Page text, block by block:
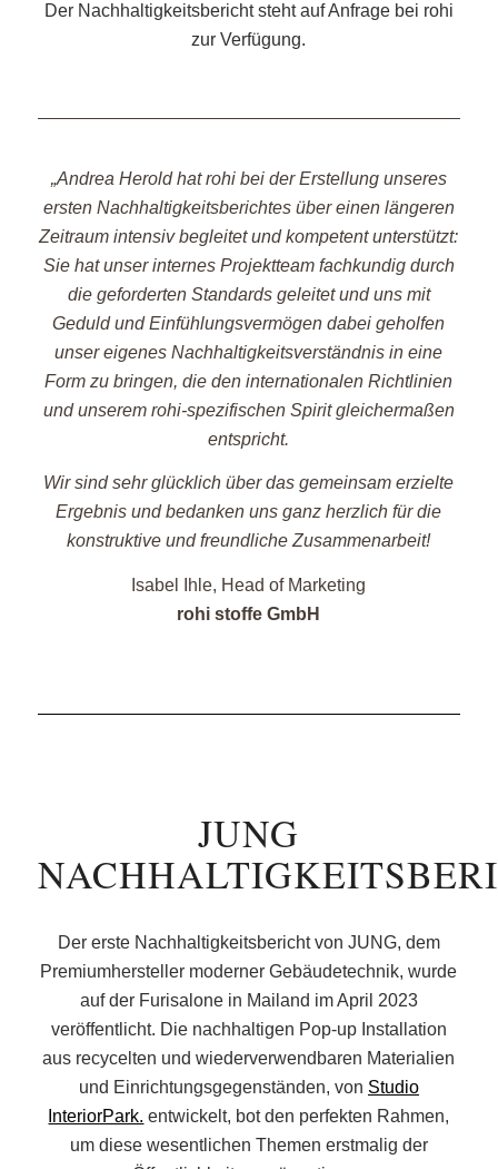
Der Nachhaltigkeitsbericht steht auf Anfrage bei rohi
zur Verfügung.
„Andrea Herold hat rohi bei der Erstellung unseres
ersten Nachhaltigkeitsberichtes über einen längeren
Zeitraum intensiv begleitet und kompetent unterstützt:
Sie hat unser internes Projektteam fachkundig durch
die geforderten Standards geleitet und uns mit
Geduld und Einfühlungsvermögen dabei geholfen
unser eigenes Nachhaltigkeitsverständnis in eine
Form zu bringen, die den internationalen Richtlinien
und unserem rohi-spezifischen Spirit gleichermaßen
entspricht.
Wir sind sehr glücklich über das gemeinsam erzielte
Ergebnis und bedanken uns ganz herzlich für die
konstruktive und freundliche Zusammenarbeit!
Isabel Ihle, Head of Marketing
rohi stoffe GmbH
JUNG
Der erste Nachhaltigkeitsbericht von JUNG, dem
Premiumhersteller moderner Gebäudetechnik, wurde
auf der Furisalone in Mailand im April 2023
veröffentlicht. Die nachhaltigen Pop-up Installation
aus recycelten und wiederverwendbaren Materialien
und Einrichtungsgegenständen, von Studio
InteriorPark. entwickelt, bot den perfekten Rahmen,
um diese wesentlichen Themen erstmalig der